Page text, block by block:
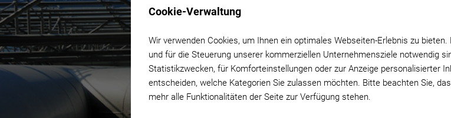
Cookie-Verwaltung
Wir verwenden Cookies, um Ihnen ein optimales Webseiten-Erlebnis zu
und für die Steuerung unserer kommerziellen Unternehmensziele notwendig
Statistikzwecken, für Komforteinstellungen oder zur Anzeige personalisierter
entscheiden, welche Kategorien Sie zulassen möchten. Bitte beachten Sie,
mehr alle Funktionalitäten der Seite zur Verfügung stehen.